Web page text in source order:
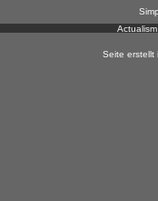
Seite erstellt